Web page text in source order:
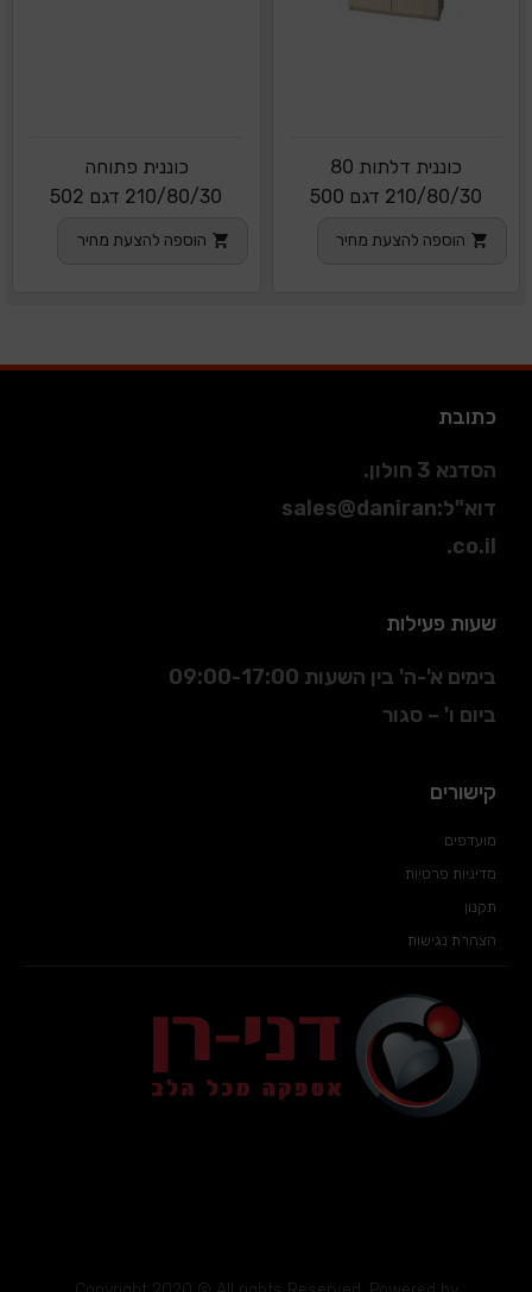
כוננית דלתות 80
210/80/30 דגם 500
הוספה להצעת מחיר
כוננית פתוחה
210/80/30 דגם 502
הוספה להצעת מחיר
כתובת
הסדנא 3 חולון.
דוא"ל:
sales@daniran
.co.il
שעות פעילות
בימים א'-ה' בין השעות 09:00-17:00
ביום ו' – סגור
קישורים
מועדפים
מדיניות פרטיות
תקנון
הצהרת נגישות